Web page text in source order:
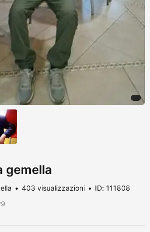
gemella
403 visualizzazioni ID: 111808